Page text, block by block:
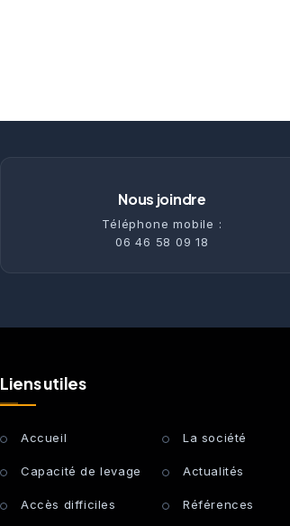
Nous joindre
Téléphone mobile :
06 46 58 09 18
Liens utiles
Accueil La société
Capacité de levage Actualités
Accès difficiles Références